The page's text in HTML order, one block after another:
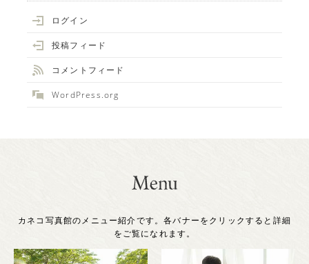
ログイン
投稿フィード
コメントフィード
WordPress.org
カネコ写真館のメニュー紹介です。各バナーをクリックすると詳細
をご覧になれます。